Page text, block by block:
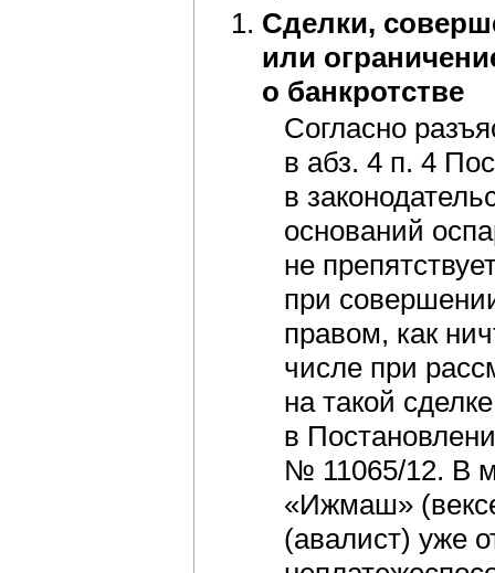
Сделки,
или
о банкротстве
Согласно
в абз. 4 п. 4
в
оснований
не
при
правом, как
числе при
на такой
в
№ 11065/12. В
«Ижмаш»
(авалист) уже